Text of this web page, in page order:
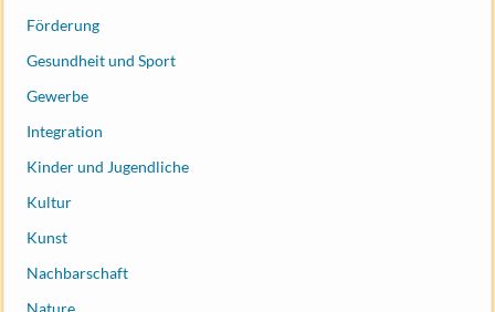
Förderung
Gesundheit und Sport
Gewerbe
Integration
Kinder und Jugendliche
Kultur
Kunst
Nachbarschaft
Nature